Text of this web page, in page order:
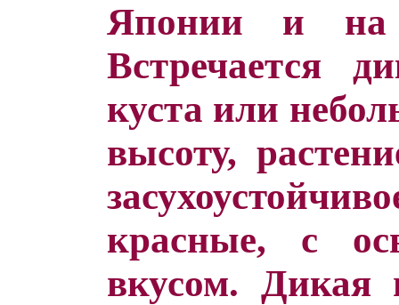
Японии и на
Встречается
куста или
высоту,
красные, с
вкусом. Дикая